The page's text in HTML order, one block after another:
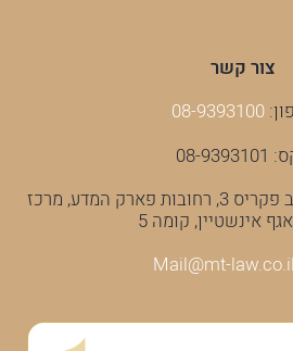
צור קשר
08-9393100
סניף ראשי רחובות: רחוב פקריס 3, רחובות פארק המדע, מרכז
אינשטיין, קומה 5
Mail@mt-law.co.il